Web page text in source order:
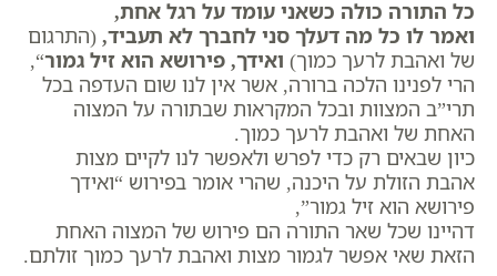
כל התורה כולה כשאני עומד על רגל אחת,
ואמר לו כל מה דעלך סני לחברך לא תעביד, (התרגום
של ואהבת לרעך כמוך) ואידך, פירושא הוא זיל גמור“,
הרי לפנינו הלכה ברורה, אשר אין לנו שום העדפה בכל
תרי”ב המצוות ובכל המקראות שבתורה על המצוה
האחת של ואהבת לרעך כמוך.
כיון שבאים רק כדי לפרש ולאפשר לנו לקיים מצות
אהבת הזולת על היכנה, שהרי אומר בפירוש “ואידך
פירושא הוא זיל גמור”,
דהיינו שכל שאר התורה הם פירוש של המצוה האחת
הזאת שאי אפשר לגמור מצות ואהבת לרעך כמוך זולתם.